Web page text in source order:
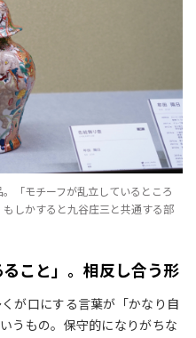
「モチーフが乱立しているところ
しかすると九谷庄三と共通する部
ること」。相反し合う形
が口にする言葉が「かなり自
うもの。保守的になりがちな